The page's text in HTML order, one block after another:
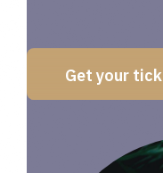
Get your